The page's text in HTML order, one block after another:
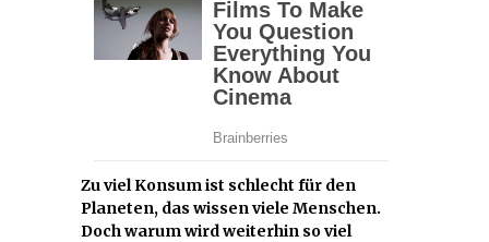
Zu viel Konsum ist schlecht für den
Planeten, das wissen viele Menschen.
Doch warum wird weiterhin so viel